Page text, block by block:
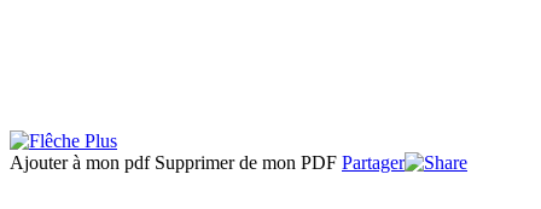
Ajouter à mon pdf Supprimer de mon PDF Partager